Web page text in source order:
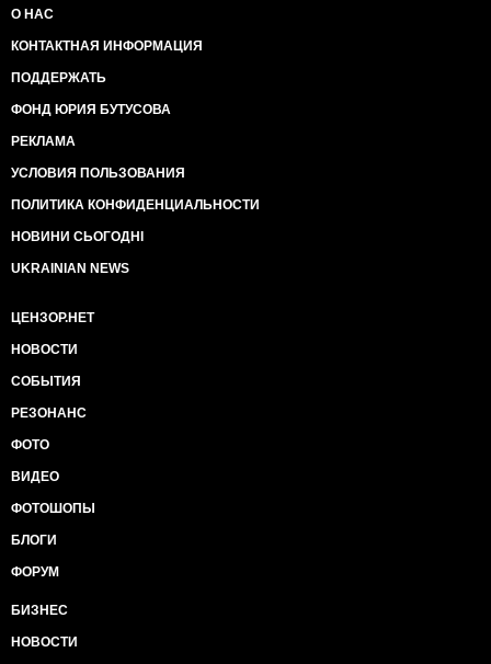
О НАС
КОНТАКТНАЯ ИНФОРМАЦИЯ
ПОДДЕРЖАТЬ
ФОНД ЮРИЯ БУТУСОВА
РЕКЛАМА
УСЛОВИЯ ПОЛЬЗОВАНИЯ
ПОЛИТИКА КОНФИДЕНЦИАЛЬНОСТИ
НОВИНИ СЬОГОДНІ
UKRAINIAN NEWS
ЦЕНЗОР.НЕТ
НОВОСТИ
СОБЫТИЯ
РЕЗОНАНС
ФОТО
ВИДЕО
ФОТОШОПЫ
БЛОГИ
ФОРУМ
БИЗНЕС
НОВОСТИ